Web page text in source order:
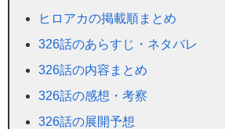
ヒロアカの掲載順まとめ
326話のあらすじ・ネタバレ
326話の内容まとめ
326話の感想・考察
326話の展開予想